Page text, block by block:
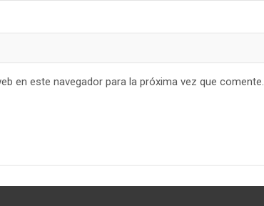
en este navegador para la próxima vez que comente.